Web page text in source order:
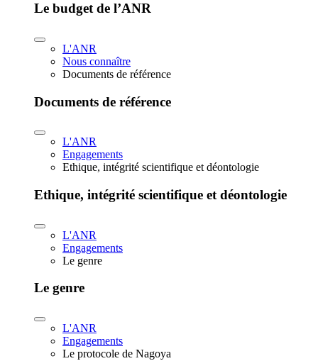
Le budget de l’ANR
L'ANR
Nous connaître
Documents de référence
Documents de référence
L'ANR
Engagements
Ethique, intégrité scientifique et déontologie
Ethique, intégrité scientifique et déontologie
L'ANR
Engagements
Le genre
Le genre
L'ANR
Engagements
Le protocole de Nagoya